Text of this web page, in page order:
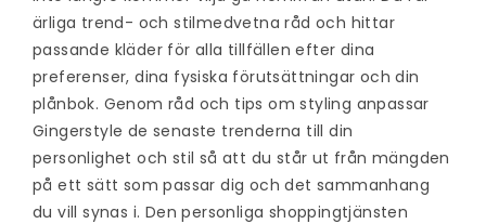
ärliga trend- och stilmedvetna råd och hittar
passande kläder för alla tillfällen efter dina
preferenser, dina fysiska förutsättningar och din
plånbok. Genom råd och tips om styling anpassar
Gingerstyle de senaste trenderna till din
personlighet och stil så att du står ut från mängden
på ett sätt som passar dig och det sammanhang
du vill synas i. Den personliga shoppingtjänsten